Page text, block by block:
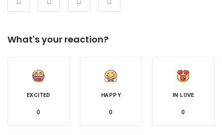
What's your reaction?
EXCITED
0
HAPPY
0
IN LOVE
0